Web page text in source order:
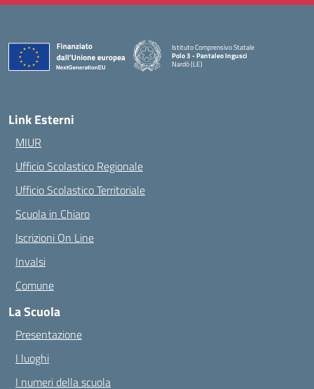
Istituto Comprensivo Statale
Polo 3 - Pantaleo Ingusci
Nardò (LE)
Link Esterni
MIUR
Ufficio Scolastico Regionale
Ufficio Scolastico Territoriale
Scuola in Chiaro
Iscrizioni On Line
Invalsi
Comune
La Scuola
Presentazione
I luoghi
I numeri della scuola